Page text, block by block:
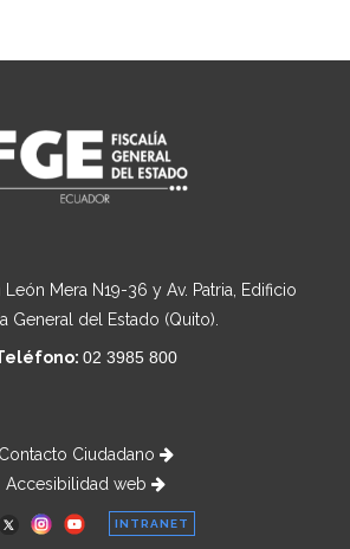
León Mera N19-36 y Av. Patria, Edificio
General del Estado (Quito).
02 3985 800
Contacto Ciudadano
Accesibilidad web
INTRANET